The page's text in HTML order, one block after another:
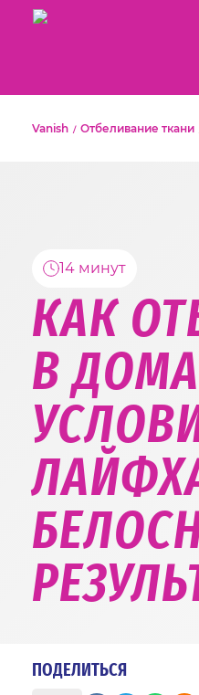
Vanish Отбеливание ткани
14 минут
КАК
В
ПОДЕЛИТЬСЯ